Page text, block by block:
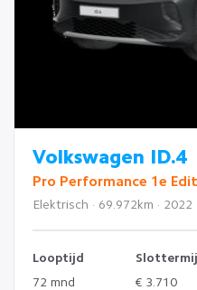
Volkswagen ID.4
Pro Performance 1e
Elektrisch · 69.972km · 2022
Looptijd
72 mnd
€ 3.710